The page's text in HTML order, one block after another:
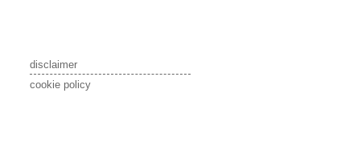
disclaimer
cookie policy